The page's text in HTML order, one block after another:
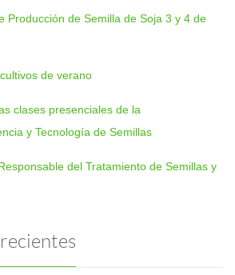
Producción de Semilla de Soja 3 y 4 de
de verano
clases presenciales de la
y Tecnología de Semillas
del Tratamiento de Semillas y